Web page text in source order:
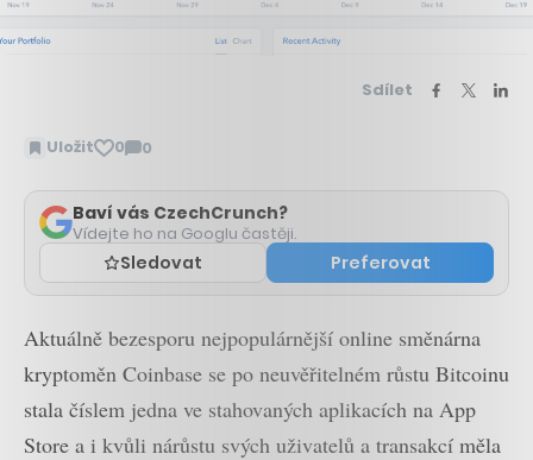
Sdílet
Uložit 0 0
Zobrazit
Baví vás CzechCrunch?
Vídejte ho na Googlu častěji.
Sledovat Preferovat
Aktuálně bezesporu nejpopulárnější online směnárna
kryptoměn Coinbase se po neuvěřitelném růstu Bitcoinu
stala číslem jedna ve stahovaných aplikacích na App
Store a i kvůli nárůstu svých uživatelů a transakcí měla